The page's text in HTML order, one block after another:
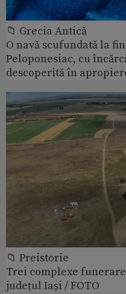
📁 Grecia Antică
O navă scufundată la
Peloponesiac, cu
descoperită în
📁 Preistorie
Trei complexe
județul Iași / FOTO